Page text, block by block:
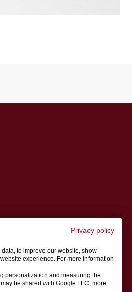
osoba
Privacy policy
to improve our website, show
experience. For more information
personalization and measuring the
be shared with Google LLC, more